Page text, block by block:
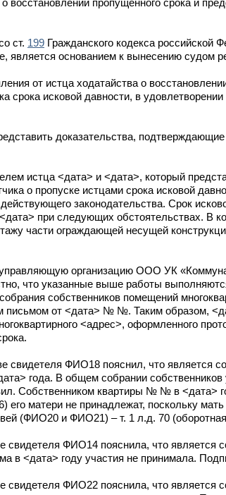
ст. 199 Гражданского кодекса российской
является основанием к вынесению судом
от истца ходатайства о
срока исковой давности, в
доказательства,
истца <дата> и <дата>, который
о пропуске истцами срока исковой
законодательства. Срок
при следующих обстоятельствах. В
части ограждающей несущей
организацию ООО УК
что указанные выше работы
собственников помещений
от <дата> № №. Таким образом,
<адрес>, оформленного
свидетеля ФИО18 пояснил, что является
года. В общем собрании собственников
Собственником квартиры № № в <дата>
матери не принадлежат, поскольку
(ФИО20 и ФИО21) – т. 1 л.д. 70
свидетеля ФИО14 пояснила, что является
в <дата> году участия не принимала.
свидетеля ФИО22 пояснила, что является